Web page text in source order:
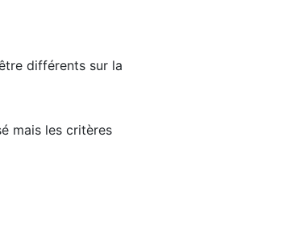
différents sur la
mais les critères